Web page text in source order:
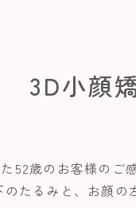
3D小顔
52歳のお客様の
のたるみと、お顔